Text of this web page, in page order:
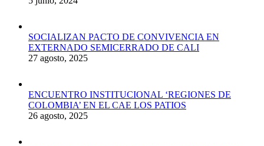
SOCIALIZAN PACTO DE CONVIVENCIA EN
EXTERNADO SEMICERRADO DE CALI
27 agosto, 2025
ENCUENTRO INSTITUCIONAL ‘REGIONES DE
COLOMBIA’ EN EL CAE LOS PATIOS
26 agosto, 2025